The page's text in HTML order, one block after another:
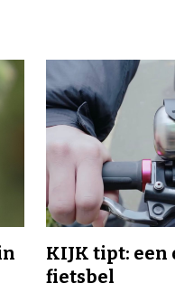
KIJK tipt: een
fietsbel